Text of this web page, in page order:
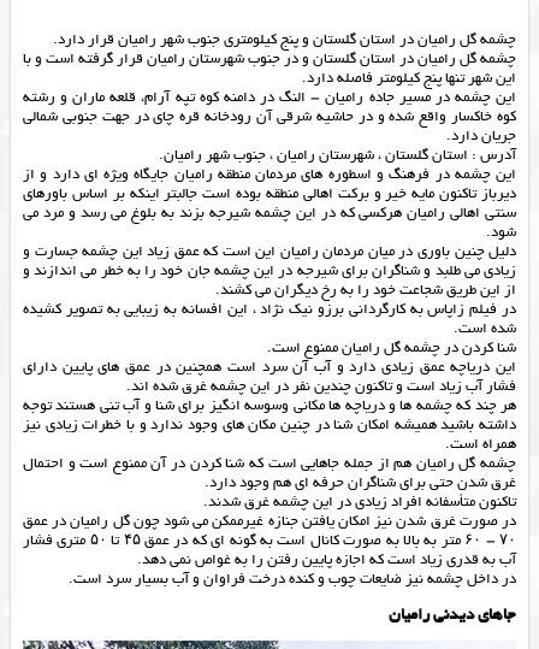
چشمه گل رامیان در استان گلستان و پنج کیلومتری جنوب شهر رامیان قرار دارد.
چشمه گل رامیان در استان گلستان و در جنوب شهرستان رامیان قرار گرفته است و با
این شهر تنها پنج کیلومتر فاصله دارد.
این چشمه در مسیر جاده رامیان – النگ در دامنه کوه تپه آرام، قلعه ماران و رشته
کوه خاکسار واقع شده و در حاشیه شرقی آن رودخانه قره چای در جهت جنوبی شمالی
جریان دارد.
آدرس : استان گلستان ، شهرستان رامیان ، جنوب شهر رامیان.
این چشمه در فرهنگ و اسطوره های مردمان منطقه رامیان جایگاه ویژه ای دارد و از
دیرباز تاکنون مایه خیر و برکت اهالی منطقه بوده است جالبتر اینکه بر اساس باورهای
سنتی اهالی رامیان هرکسی که در این چشمه شیرجه بزند به بلوغ می رسد و مرد می
شود.
دلیل چنین باوری در میان مردمان رامیان این است که عمق زیاد این چشمه جسارت و
زیادی می طلبد و شناگران برای شیرجه در این چشمه جان خود را به خطر می اندازند و
از این طریق شجاعت خود را به رخ دیگران می کشند.
در فیلم زاپاس به کارگردانی برزو نیک نژاد ، این افسانه به زیبایی به تصویر کشیده
شده است.
شنا کردن در چشمه گل رامیان ممنوع است.
این دریاچه عمق زیادی دارد و آب آن سرد است همچنین در عمق های پایین دارای
فشار آب زیاد است و تاکنون چندین نفر در این چشمه غرق شده اند.
هر چند که چشمه ها و دریاچه ها مکانی وسوسه انگیز برای شنا و آب تنی هستند توجه
داشته باشید همیشه امکان شنا در چنین مکان های وجود ندارد و با خطرات زیادی نیز
همراه است.
چشمه گل رامیان هم از جمله جاهایی است که شنا کردن در آن ممنوع است و احتمال
غرق شدن حتی برای شناگران حرفه ای هم وجود دارد.
تاکنون متأسفانه افراد زیادی در این چشمه غرق شدند.
در صورت غرق شدن نیز امکان یافتن جنازه غیرممکن می شود چون گل رامیان در عمق
۷۰ – ۶۰ متر به بالا به صورت کانال است به گونه ای که در عمق ۴۵ تا ۵۰ متری فشار
آب به قدری زیاد است که اجازه پایین رفتن را به غواص نمی دهد.
در داخل چشمه نیز ضایعات چوب و کنده درخت فراوان و آب بسیار سرد است.
جاهای دیدنی رامیان